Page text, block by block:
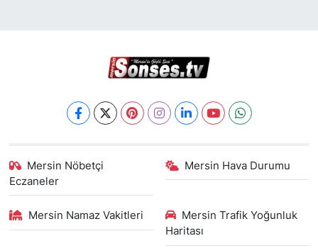
Mersin Nöbetçi
Eczaneler
Mersin Hava Durumu
Mersin Namaz Vakitleri
Mersin Trafik Yoğunluk
Haritası